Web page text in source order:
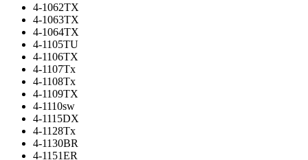
4-1062TX
4-1063TX
4-1064TX
4-1105TU
4-1106TX
4-1107Tx
4-1108Tx
4-1109TX
4-1110sw
4-1115DX
4-1128Tx
4-1130BR
4-1151ER